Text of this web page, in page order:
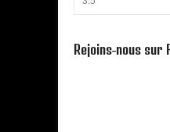
Rejoins-nous sur